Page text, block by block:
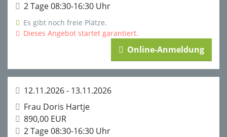
2 Tage 08:30-16:30 Uhr
Es gibt noch freie Plätze.
Dieses Angebot startet garantiert.
Online-Anmeldung
12.11.2026 - 13.11.2026
Frau Doris Hartje
890,00 EUR
2 Tage 08:30-16:30 Uhr